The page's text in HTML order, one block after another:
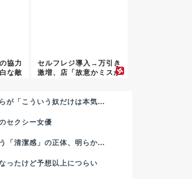
協力
な敵
セルフレジ導入→万引き
激増、店「故意かミスか
が「こういう奴だけは本気...
セクシー女優
「清潔感」の正体、明らか...
ったけど予想以上につらい